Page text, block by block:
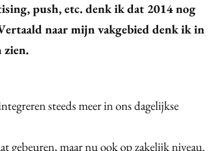
push, etc. denk ik dat 2014 nog
naar mijn vakgebied denk ik in
zien.
steeds meer in ons dagelijkse
gebeuren, maar nu ook op zakelijk niveau.